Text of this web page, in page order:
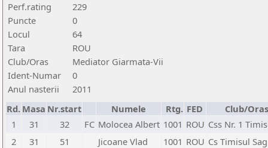
Perf.rating
229
Puncte
0
Locul
64
Tara
ROU
Club/Oras
Mediator Giarmata-Vii
Ident-Numar
0
Anul nasterii
2011
Rd. Masa Nr.start Numele Rtg. FED
Club/Oras
1
31 32 FC Molocea Albert 1001 ROU Css Nr. 1
2
31 51 Jicoane Vlad 1001 ROU Cs Timisul Sag